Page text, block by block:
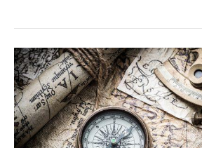
Examen
PER/PY/CY
Murcia
2024